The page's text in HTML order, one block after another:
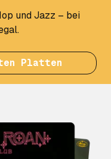
und Jazz – bei
Platten